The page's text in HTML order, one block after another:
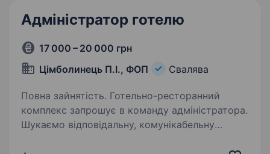
Адміністратор готелю
17 000 – 20 000 грн
Цімболинець П.І., ФОП
Свалява
Повна зайнятість. Готельно-ресторанний
комплекс запрошує в команду адміністратора.
Шукаємо відповідальну, комунікабельну